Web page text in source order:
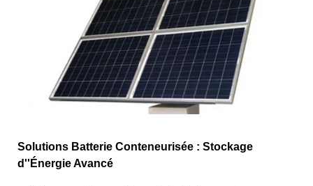
Solutions Batterie Conteneurisée : Stockage
d''Énergie Avancé